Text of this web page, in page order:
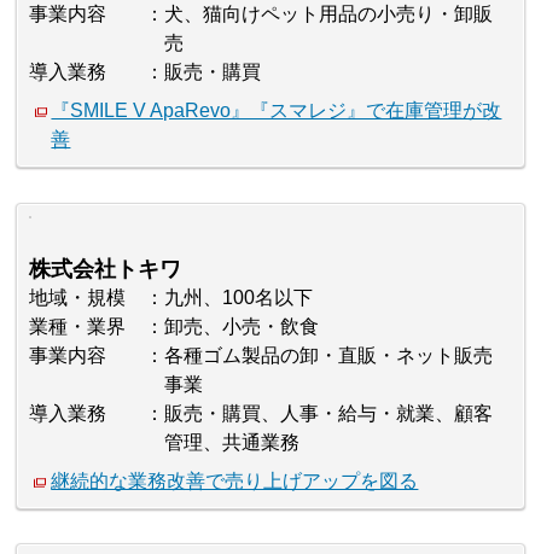
事業内容
犬、猫向けペット用品の小売り・卸販
売
導入業務
販売・購買
『SMILE V ApaRevo』『スマレジ』で在庫管理が改
善
株式会社トキワ
地域・規模
九州、100名以下
業種・業界
卸売、小売・飲食
事業内容
各種ゴム製品の卸・直販・ネット販売
事業
導入業務
販売・購買、人事・給与・就業、顧客
管理、共通業務
継続的な業務改善で売り上げアップを図る